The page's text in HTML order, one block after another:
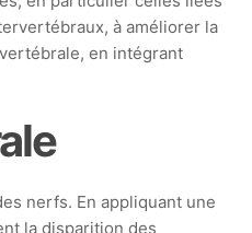
à améliorer la
en intégrant
nerfs. En appliquant une
la disparition des